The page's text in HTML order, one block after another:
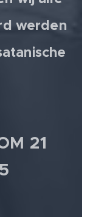
werden
21
💫